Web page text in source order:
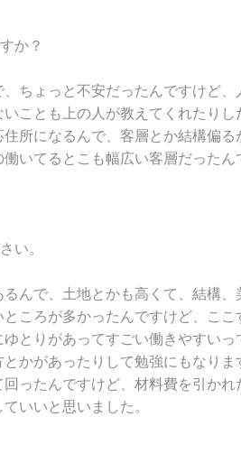
か？
ちょっと不安だったんですけど
ことも上の人が教えてくれたり
所になるんで、客層とか結構偏
いてるとこも幅広い客層だった
い。
んで、土地とかも高くて、結構、
ころが多かったんですけど、こ
とりがあってすごい働きやすい
かがあったりして勉強にもなりま
ったんですけど、材料費を引か
いいと思いました。